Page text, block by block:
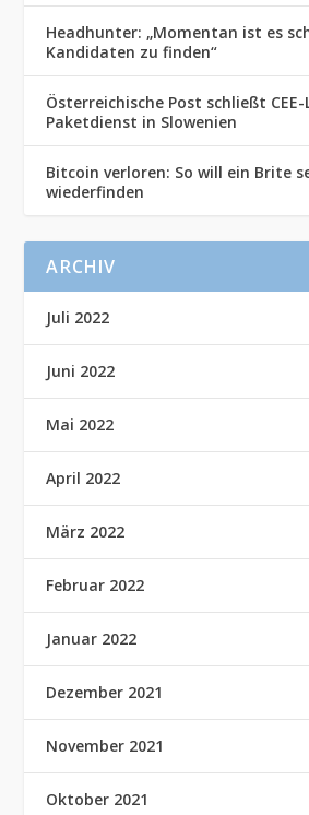
Headhunter: „Momentan ist es
Kandidaten zu finden“
Österreichische Post schließt
Paketdienst in Slowenien
Bitcoin verloren: So will ein Brite
wiederfinden
ARCHIV
Juli 2022
Juni 2022
Mai 2022
April 2022
März 2022
Februar 2022
Januar 2022
Dezember 2021
November 2021
Oktober 2021